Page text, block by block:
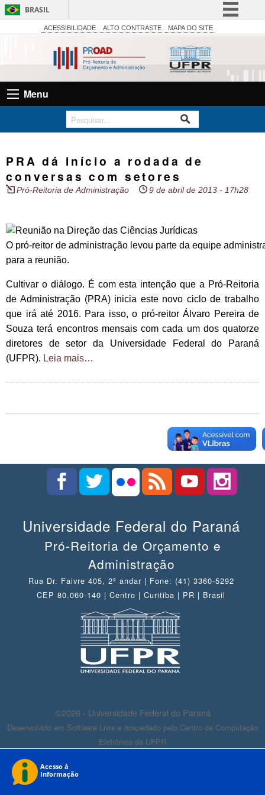
BRASIL
Simplifique!
Comunica BR
Participe
Legislação
Canais
ACESSIBILIDADE ALTO CONTRASTE MAPA DO SITE
Menu
PRA dá início a rodada de
conversas com setores
Pró-Reitoria de Administração 9 de abril de 2013 - 17h28
O pró-reitor de administração levou parte da equipe
para a reunião.
Cultivar o diálogo. É com esta intenção que a Pró-Reitoria
de Administração (PRA) inicia este novo ciclo de trabalho
que irá até 2016. Para isso, o pró-reitor Álvaro Pereira de
Souza terá encontros mensais com cada um dos quatorze
diretores de setor da Universidade Federal do Paraná
(UFPR). Leia mais…
Universidade Federal do Paraná
Pró-Reitoria de Orçamento e
Administração
Rua Dr. Faivre 405, 2º andar | Fone: (41) 3360-5292
CEP 80.060-140 | Centro | Curitiba | PR | Brasil
©2026 - Universidade Federal do Paraná
Desenvolvido em Software Livre e hospedado pelo Centro de Computação
Eletrônica da UFPR